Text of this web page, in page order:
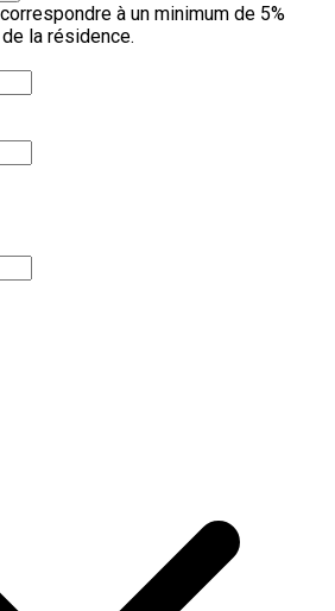
à un minimum de 5%
la résidence.